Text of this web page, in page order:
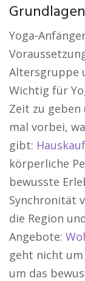
Yoga-
Altersgruppe
Wichtig für
Zeit zu geben
mal vorbei,
gibt:
körperliche
bewusste
Synchronität
die Region
Angebote:
geht nicht
um das